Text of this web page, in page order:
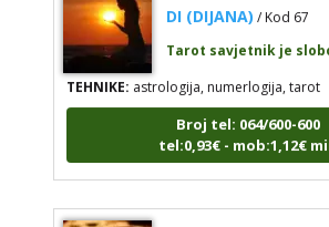
TEHNIKE:astrologija, numerlogija, tarot
Broj tel: 064/600-600
tel:0,93€ - mob:1,12€ min